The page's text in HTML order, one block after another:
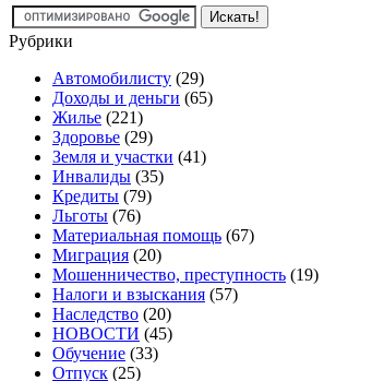
Рубрики
Автомобилисту (29)
Доходы и деньги (65)
Жилье (221)
Здоровье (29)
Земля и участки (41)
Инвалиды (35)
Кредиты (79)
Льготы (76)
Материальная помощь (67)
Миграция (20)
Мошенничество, преступность (19)
Налоги и взыскания (57)
Наследство (20)
НОВОСТИ (45)
Обучение (33)
Отпуск (25)